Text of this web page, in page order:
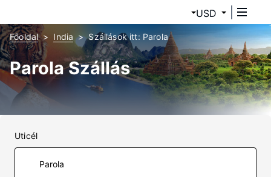
USD
Főoldal India Szállások itt: Parola
Parola Szállás
Uticél